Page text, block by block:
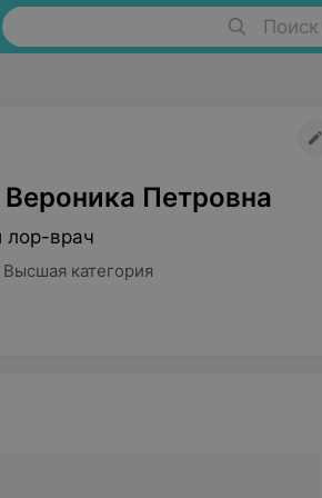
Петровна
лор-врач
категория